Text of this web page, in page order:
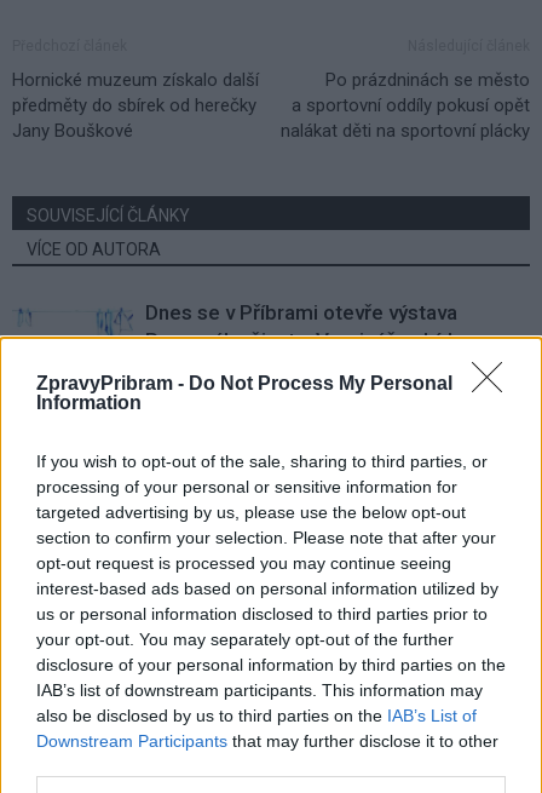
ZpravyPribram - Do Not Process My Personal
Information
If you wish to opt-out of the sale, sharing to third parties, or
processing of your personal or sensitive information for
targeted advertising by us, please use the below opt-out
section to confirm your selection. Please note that after your
opt-out request is processed you may continue seeing
interest-based ads based on personal information utilized by
us or personal information disclosed to third parties prior to
your opt-out. You may separately opt-out of the further
disclosure of your personal information by third parties on the
IAB’s list of downstream participants. This information may
also be disclosed by us to third parties on the IAB’s List of
Downstream Participants that may further disclose it to other
Hornické muzeum získalo další
předměty do sbírek od herečky
Jany Bouškové
Po prázdninách se město
a sportovní oddíly pokusí opět
nalákat děti na sportovní plácky
SOUVISEJÍCÍ ČLÁNKY
VÍCE OD AUTORA
Dnes se v Příbrami otevře výstava
Rovnováha života. Vernisáž nabídne
Dobříšsko
jedinečnou atmosféru. Klasiku propojí
s dalšími žánry i rodinným programem
Fesťáczek Presents poprvé míří do
Lesního divadla Skalka. Nabídne hudbu,
divadlo i tvořivé dílny